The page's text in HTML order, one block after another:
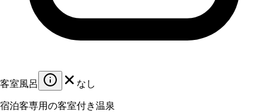
客室風呂 なし
宿泊客専用の客室付き温泉